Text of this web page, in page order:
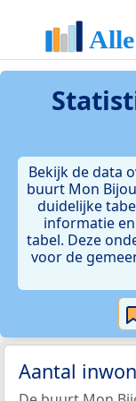
Bekijk de data
buurt Mon
duidelijke
informatie
tabel. Deze
voor de
Aantal